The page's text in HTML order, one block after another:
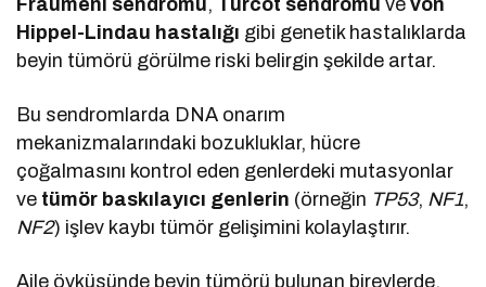
Hippel-Lindau hastalığı gibi genetik hastalıklarda
beyin tümörü görülme riski belirgin şekilde artar.
Bu sendromlarda DNA onarım
mekanizmalarındaki bozukluklar, hücre
çoğalmasını kontrol eden genlerdeki mutasyonlar
ve tümör baskılayıcı genlerin (örneğin TP53, NF1,
NF2) işlev kaybı tümör gelişimini kolaylaştırır.
Aile öyküsünde beyin tümörü bulunan bireylerde,